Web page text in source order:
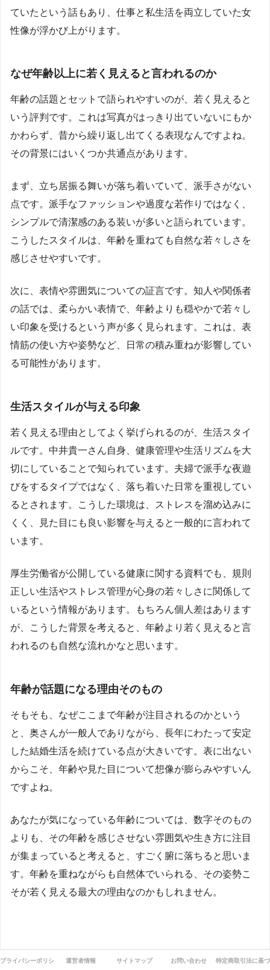
ていたという話もあり、仕事と私生活を両立していた女
性像が浮かび上がります。
なぜ年齢以上に若く見えると言われるのか
年齢の話題とセットで語られやすいのが、若く見えると
いう評判です。これは写真がはっきり出ていないにもか
かわらず、昔から繰り返し出てくる表現なんですよね。
その背景にはいくつか共通点があります。
まず、立ち居振る舞いが落ち着いていて、派手さがない
点です。派手なファッションや過度な若作りではなく、
シンプルで清潔感のある装いが多いと語られています。
こうしたスタイルは、年齢を重ねても自然な若々しさを
感じさせやすいです。
次に、表情や雰囲気についての証言です。知人や関係者
の話では、柔らかい表情で、年齢よりも穏やかで若々し
い印象を受けるという声が多く見られます。これは、表
情筋の使い方や姿勢など、日常の積み重ねが影響してい
る可能性があります。
生活スタイルが与える印象
若く見える理由としてよく挙げられるのが、生活スタイ
ルです。中井貴一さん自身、健康管理や生活リズムを大
切にしていることで知られています。夫婦で派手な夜遊
びをするタイプではなく、落ち着いた日常を重視してい
るとされます。こうした環境は、ストレスを溜め込みに
くく、見た目にも良い影響を与えると一般的に言われて
います。
厚生労働省が公開している健康に関する資料でも、規則
正しい生活やストレス管理が心身の若々しさに関係して
いるという情報があります。もちろん個人差はあります
が、こうした背景を考えると、年齢より若く見えると言
われるのも自然な流れかなと思います。
年齢が話題になる理由そのもの
そもそも、なぜここまで年齢が注目されるのかという
と、奥さんが一般人でありながら、長年にわたって安定
した結婚生活を続けている点が大きいです。表に出ない
からこそ、年齢や見た目について想像が膨らみやすいん
ですよね。
あなたが気になっている年齢については、数字そのもの
よりも、その年齢を感じさせない雰囲気や生き方に注目
が集まっていると考えると、すごく腑に落ちると思いま
す。年齢を重ねながらも自然体でいられる、その姿勢こ
そが若く見える最大の理由なのかもしれません。
プライバシーポリシー 運営者情報 サイトマップ お問い合わせ 特定商取引法に基